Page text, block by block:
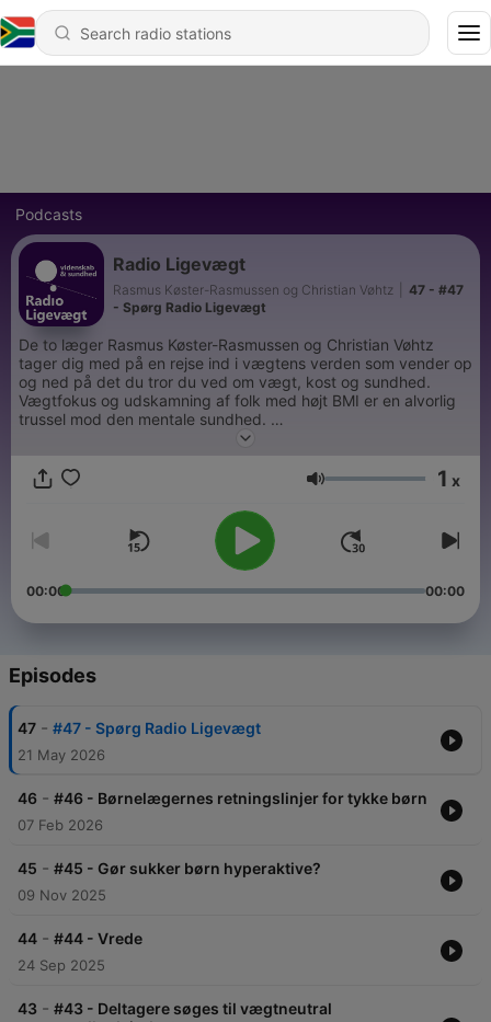
Podcasts
Radio Ligevægt
Rasmus Køster-Rasmussen og Christian Vøhtz
47 - #47
- Spørg Radio Ligevægt
De to læger Rasmus Køster-Rasmussen og Christian Vøhtz
tager dig med på en rejse ind i vægtens verden som vender op
og ned på det du tror du ved om vægt, kost og sundhed.
Vægtfokus og udskamning af folk med højt BMI er en alvorlig
trussel mod den mentale sundhed.
Radio Ligevægt er vidensbaseret og målrettet
interesse for vægt.
Volume 1 x
00:00 00:00
Episodes
47 - #47 - Spørg Radio Ligevægt
21 May 2026
46 - #46 - Børnelægernes retningslinjer for tykke børn
07 Feb 2026
45 - #45 - Gør sukker børn hyperaktive?
09 Nov 2025
44 - #44 - Vrede
24 Sep 2025
43 - #43 - Deltagere søges til vægtneutral